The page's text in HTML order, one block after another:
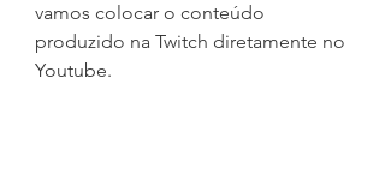
vamos colocar o conteúdo
produzido na Twitch diretamente no
Youtube.